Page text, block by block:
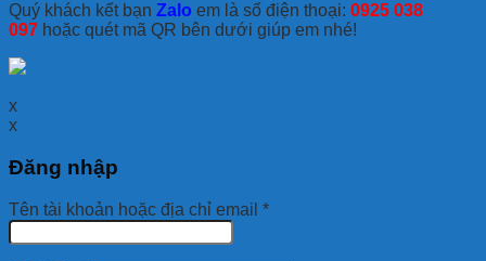
Quý khách kết bạn Zalo em là số điện thoại: 0925 038
097 hoặc quét mã QR bên dưới giúp em nhé!
x
x
Đăng nhập
Tên tài khoản hoặc địa chỉ email *